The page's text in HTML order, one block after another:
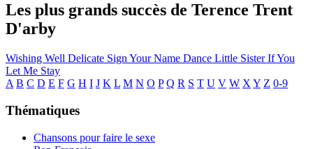
Les plus grands succès de Terence Trent
D'arby
Wishing Well Delicate Sign Your Name Dance Little SisterIf You
Let Me Stay
A B C D E F G H I J K L M N O P Q R S T U V W X Y Z 0-9
Thématiques
Chansons pour faire le sexe